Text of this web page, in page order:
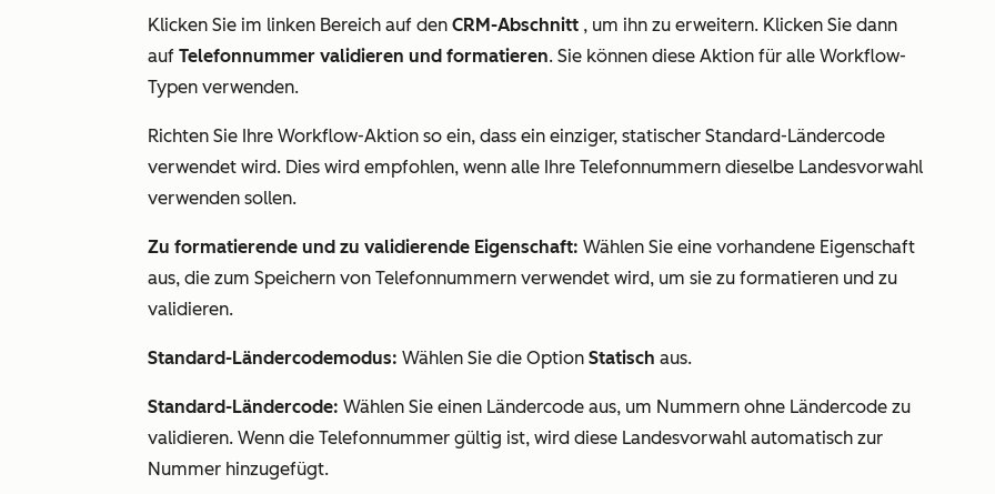
Klicken Sie im linken Bereich auf den CRM-Abschnitt , um ihn zu erweitern. Klicken Sie dann
auf Telefonnummer validieren und formatieren. Sie können diese Aktion für alle Workflow-
Typen verwenden.
Richten Sie Ihre Workflow-Aktion so ein, dass ein einziger, statischer Standard-Ländercode
verwendet wird. Dies wird empfohlen, wenn alle Ihre Telefonnummern dieselbe Landesvorwahl
verwenden sollen.
Zu formatierende und zu validierende Eigenschaft: Wählen Sie eine vorhandene Eigenschaft
aus, die zum Speichern von Telefonnummern verwendet wird, um sie zu formatieren und zu
validieren.
Standard-Ländercodemodus: Wählen Sie die Option Statisch aus.
Standard-Ländercode: Wählen Sie einen Ländercode aus, um Nummern ohne Ländercode zu
validieren. Wenn die Telefonnummer gültig ist, wird diese Landesvorwahl automatisch zur
Nummer hinzugefügt.